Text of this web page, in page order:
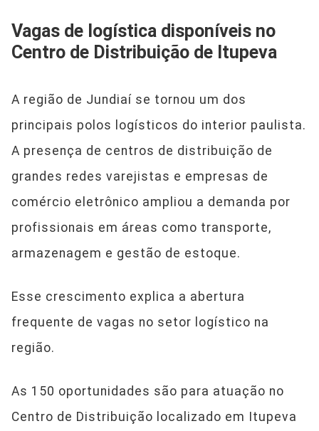
Vagas de logística disponíveis no
Centro de Distribuição de Itupeva
A região de Jundiaí se tornou um dos
principais polos logísticos do interior paulista.
A presença de centros de distribuição de
grandes redes varejistas e empresas de
comércio eletrônico ampliou a demanda por
profissionais em áreas como transporte,
armazenagem e gestão de estoque.
Esse crescimento explica a abertura
frequente de vagas no setor logístico na
região.
As 150 oportunidades são para atuação no
Centro de Distribuição localizado em Itupeva